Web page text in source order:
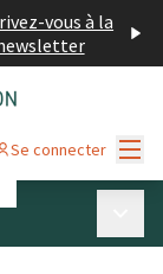
vous à la
Se connecter